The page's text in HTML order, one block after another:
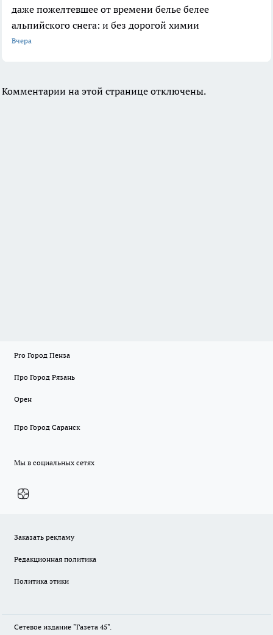
даже пожелтевшее от времени белье белее
альпийского снега: и без дорогой химии
Вчера
Комментарии на этой странице отключены.
Pro Город Пенза
Про Город Рязань
Орен
Про Город Саранск
Мы в социальных сетях
Заказать рекламу
Редакционная политика
Политика этики
Сетевое издание "Газета 45".